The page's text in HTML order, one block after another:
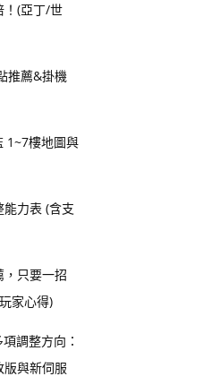
！(亞丁/世
推薦&掛機
1~7樓地圖與
力表 (含支
只要一招
家心得)
調整方向：
與新伺服